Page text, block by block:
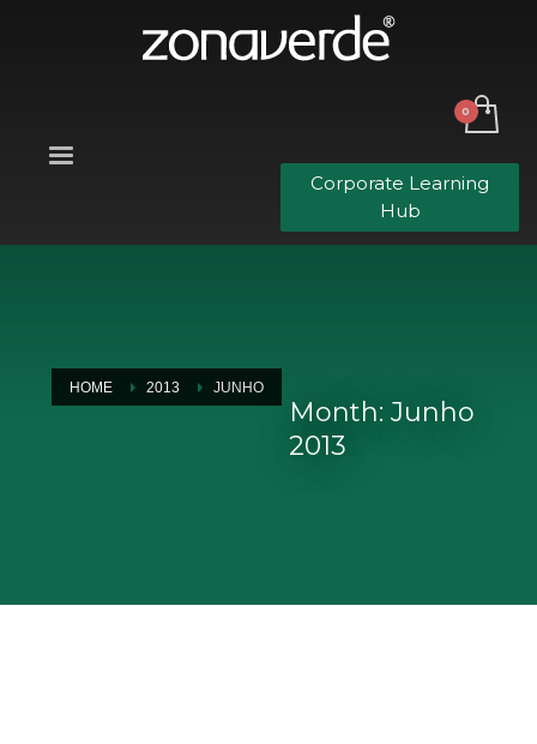
Corporate Learning
Hub
HOME 2013 JUNHO
Month: Junho
2013